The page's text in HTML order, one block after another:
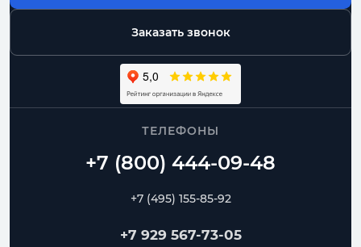
Заказать звонок
ТЕЛЕФОНЫ
+7 (495) 155-85-92
+7 929 567-73-05